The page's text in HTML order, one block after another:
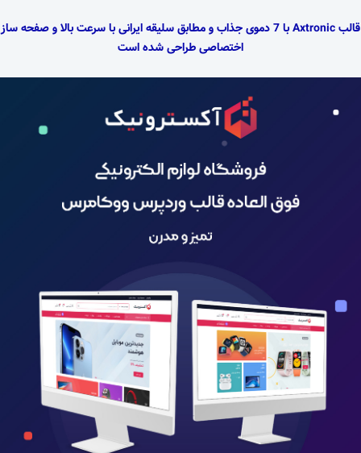
قالب Axtronic با 7 دموی جذاب و مطابق سلیقه ایرانی با سرعت بالا و صفحه ساز
اختصاصی طراحی شده است